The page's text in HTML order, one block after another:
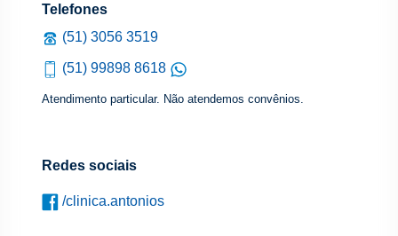
Telefones
(51) 3056 3519
(51) 99898 8618
Atendimento particular. Não atendemos convênios.
Redes sociais
/clinica.antonios